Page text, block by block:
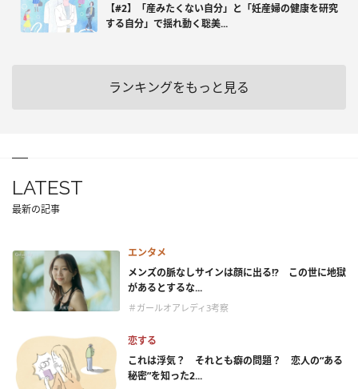
【#2】「産みたくない自分」と「妊産婦の健康を研究
する自分」で揺れ動く聡美...
ランキングをもっと見る
LATEST
最新の記事
エンタメ
メンズの脈なしサインは顔に出る!? この世に地獄
があるとするな...
＃ガールオアレディ3考察
恋する
これは浮気？ それとも癖の問題？ 恋人の“ある
秘密”を知った2...